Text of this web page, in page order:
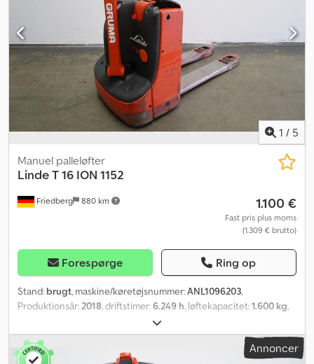
ladekabel 3 m - Dataoverførsel online - LSP 0.6 Ref: ANL1096218
1 / 5
Friedberg 880 km
Manuel palleløfter
LindeT 16 ION 1152
1.100 €
Fast pris plus moms
(1.309 € brutto)
Forespørge Ring op
Stand: brugt, maskine/køretøjsnummer:ANL1096203,
Produktionsår: 2018 , driftstimer:6.249 h , løftekapacitet:1.600 kg
, batterikapacitet:
24 V, gaffelbærebredden:540 mm, gaffellængde:1.150 mm,
tomvægt:
, samlet længde: , samlet bredde:720
Annoncer